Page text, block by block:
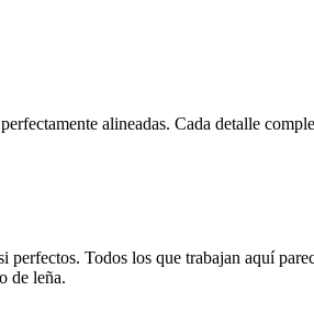
alineadas. Cada detalle
perfectos. Todos los que trabajan aquí
de leña.